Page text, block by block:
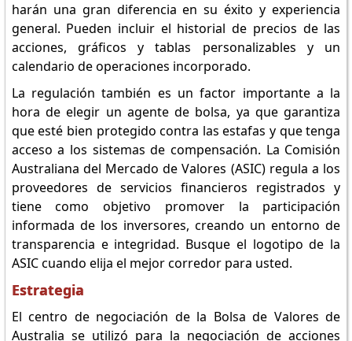
harán una gran diferencia en su éxito y experiencia
general. Pueden incluir el historial de precios de las
acciones, gráficos y tablas personalizables y un
calendario de operaciones incorporado.
La regulación también es un factor importante a la
hora de elegir un agente de bolsa, ya que garantiza
que esté bien protegido contra las estafas y que tenga
acceso a los sistemas de compensación. La Comisión
Australiana del Mercado de Valores (ASIC) regula a los
proveedores de servicios financieros registrados y
tiene como objetivo promover la participación
informada de los inversores, creando un entorno de
transparencia e integridad. Busque el logotipo de la
ASIC cuando elija el mejor corredor para usted.
Estrategia
El centro de negociación de la Bolsa de Valores de
Australia se utilizó para la negociación de acciones